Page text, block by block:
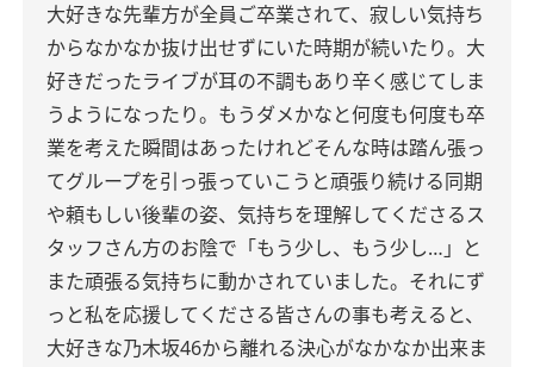
大好きな先輩方が全員ご卒業されて、 寂しい気持ち
からなかなか抜け出せずにいた時期が続いたり。 大
好きだったライブが耳の不調もあり辛く感じてしま
うようになったり。 もうダメかなと何度も何度も卒
業を考えた瞬間はあったけれどそんな時は踏ん張っ
てグループを引っ張っていこうと頑張り続ける同期
や頼もしい後輩の姿、 気持ちを理解してくださるス
タッフさん方のお陰で「もう少し、もう少し…」と
また頑張る気持ちに動かされていました。 それにず
っと私を応援してくださる皆さんの事も考えると、
大好きな乃木坂46から離れる決心がなかなか出来ま